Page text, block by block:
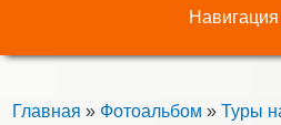
Навигация
Главная » Фотоальбом » Туры